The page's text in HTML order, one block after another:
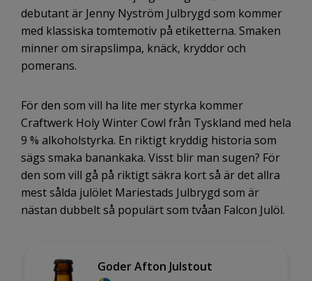
debutant är Jenny Nyström Julbrygd som kommer
med klassiska tomtemotiv på etiketterna. Smaken
minner om sirapslimpa, knäck, kryddor och
pomerans.
För den som vill ha lite mer styrka kommer
Craftwerk Holy Winter Cowl från Tyskland med hela
9 % alkoholstyrka. En riktigt kryddig historia som
sägs smaka banankaka. Visst blir man sugen? För
den som vill gå på riktigt säkra kort så är det allra
mest sålda julölet Mariestads Julbrygd som är
nästan dubbelt så populärt som tvåan Falcon Julöl.
Goder Afton Julstout